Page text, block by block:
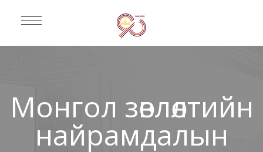
Монгол зөвлөлтийн
найрамдалын